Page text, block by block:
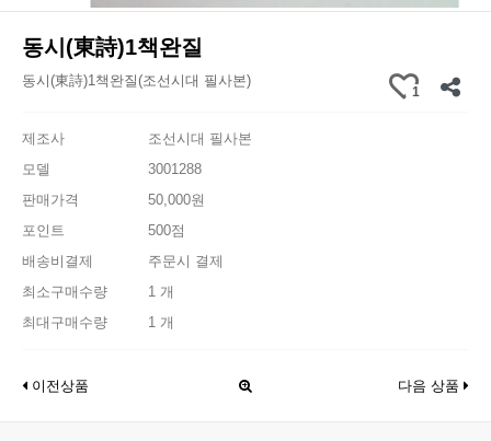
동시(東詩)1책완질
동시(東詩)1책완질(조선시대 필사본)
1
제조사
조선시대 필사본
모델
3001288
판매가격
50,000원
포인트
500점
배송비결제
주문시 결제
최소구매수량
1 개
최대구매수량
1 개
이전상품 다음 상품